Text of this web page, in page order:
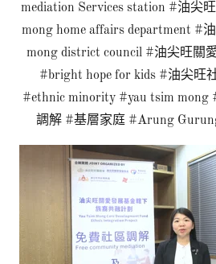
mediation Services station #油尖
mong home affairs department #
mong district council #油尖旺關
#bright hope for kids #油尖旺
#ethnic minority #yau tsim mong
調解 #基層家庭 #Arung